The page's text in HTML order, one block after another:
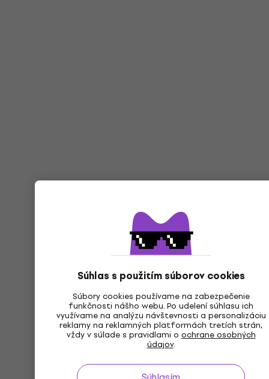
Súhlas s použitím súborov cookies
Súbory cookies používame na zabezpečenie
funkčnosti nášho webu. Po udelení súhlasu ich
využívame na analýzu návštevnosti a personalizáciu
reklamy na reklamných platformách tretích strán,
vždy v súlade s pravidlami o ochrane osobných
údajov.